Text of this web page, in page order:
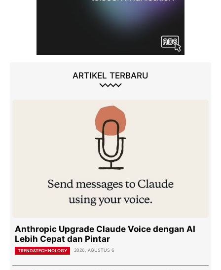
ARTIKEL TERBARU
Anthropic Upgrade Claude Voice dengan AI
Lebih Cepat dan Pintar
TREND&TECHNOLOGY 2026, AGUSTUS 6